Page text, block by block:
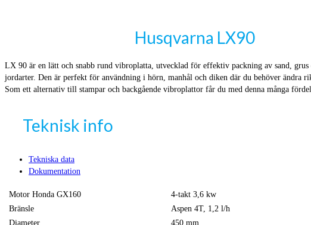
Husqvarna LX90
LX 90 är en lätt och snabb rund vibroplatta, utvecklad för effektiv packning av sand, grus
jordarter. Den är perfekt för användning i hörn, manhål och diken där du behöver ändra
Som ett alternativ till stampar och backgående vibroplattor får du med denna många
Teknisk info
Tekniska data
Dokumentation
Motor Honda GX160
4-takt 3,6 kw
Bränsle
Aspen 4T, 1,2 l/h
Diameter
450 mm